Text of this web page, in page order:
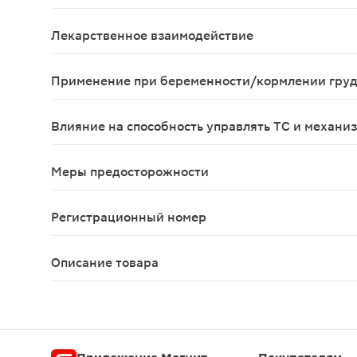
Лекарственное взаимодействие
Применение при беременности/кормлении
Влияние на способность управлять ТС и
Меры предосторожности
Регистрационный номер
Описание товара